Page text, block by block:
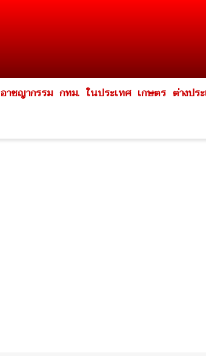
อาชญากรรม กทม. ในประเทศ เกษตร ต่างปร